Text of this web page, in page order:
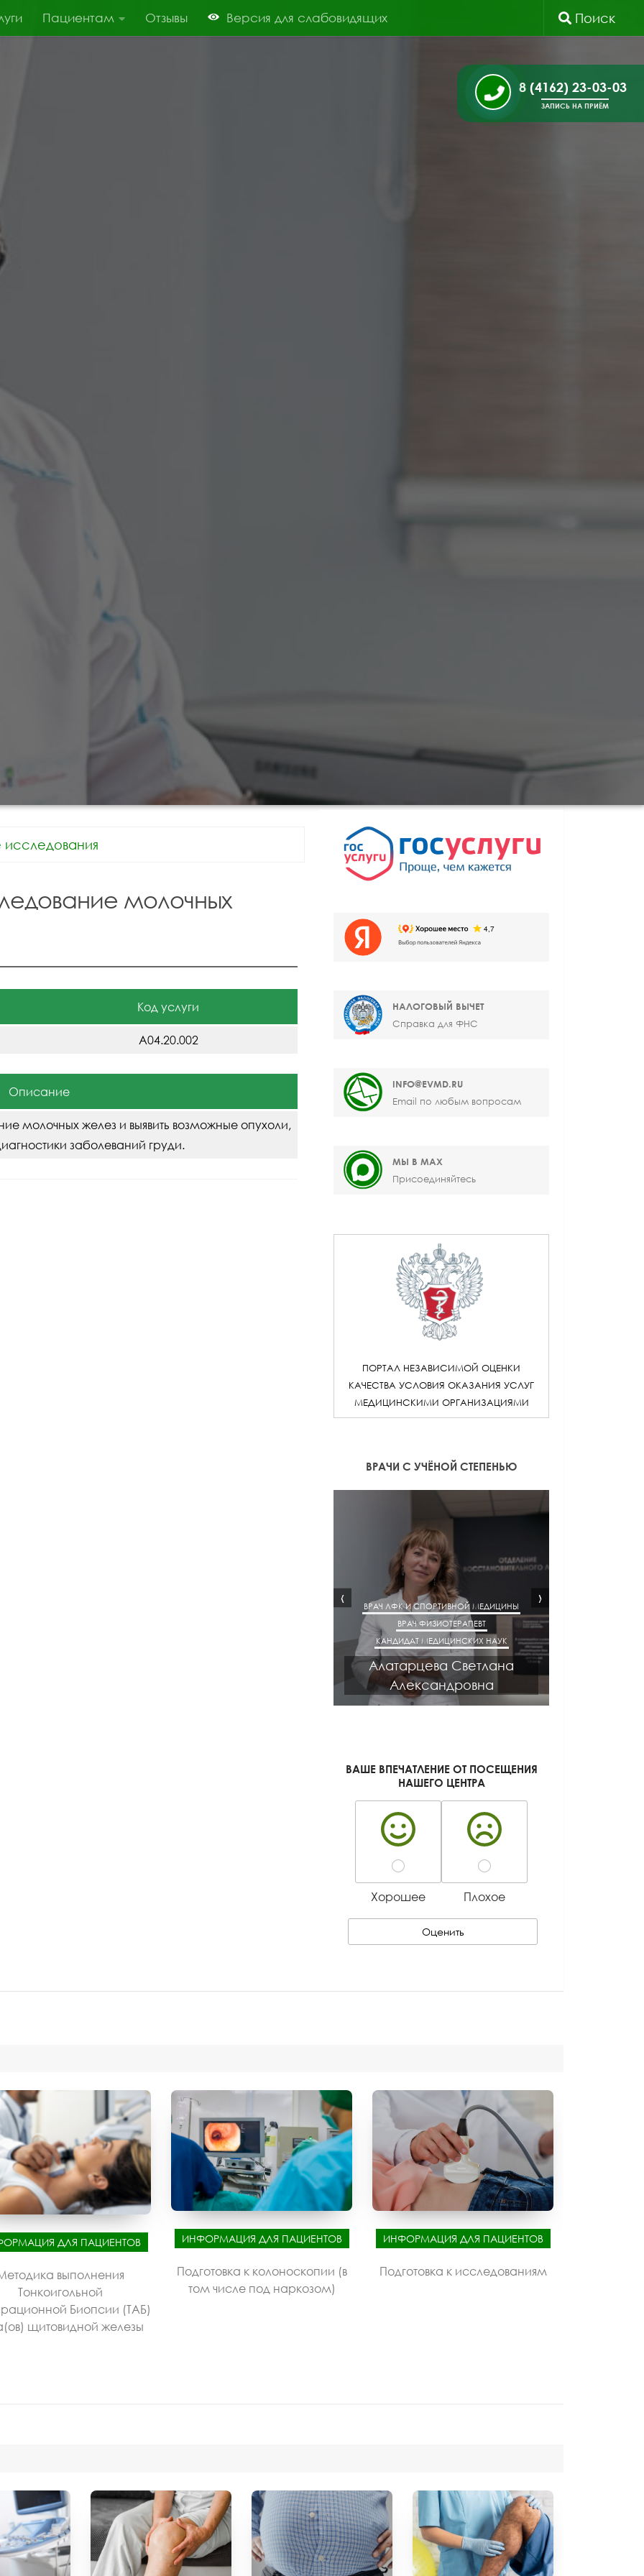
Пациентам Отзывы Версия для слабовидящих Поиск
8 (4162) 23-03-03
ЗАПИСЬ НА ПРИЁМ
исследования
молочных
Код услуги
A04.20.002
Описание
молочных желез и выявить возможные опухоли,
заболеваний груди.
НАЛОГОВЫЙ ВЫЧЕТ
Справка для ФНС
INFO@EVMD.RU
Email по любым вопросам
МЫ В MAX
Присоединяйтесь
ПОРТАЛ НЕЗАВИСИМОЙ ОЦЕНКИ
КАЧЕСТВА УСЛОВИЯ ОКАЗАНИЯ УСЛУГ
МЕДИЦИНСКИМИ ОРГАНИЗАЦИЯМИ
ВРАЧИ С УЧЁНОЙ СТЕПЕНЬЮ
ВРАЧ ЛФК И СПОРТИВНОЙ МЕДИЦИНЫ
ВРАЧ ФИЗИОТЕРАПЕВТ
КАНДИДАТ МЕДИЦИНСКИХ НАУК
Алатарцева Светлана
Александровна
‹ ›
ВАШЕ ВПЕЧАТЛЕНИЕ ОТ ПОСЕЩЕНИЯ
НАШЕГО ЦЕНТРА
Хорошее Плохое
Оценить
ДЛЯ ПАЦИЕНТОВ
выполнения
Тонкоигольной
Биопсии (ТАБ)
щитовидной железы
ИНФОРМАЦИЯ ДЛЯ ПАЦИЕНТОВ
Подготовка к колоноскопии (в
том числе под наркозом)
ИНФОРМАЦИЯ ДЛЯ ПАЦИЕНТОВ
Подготовка к исследованиям